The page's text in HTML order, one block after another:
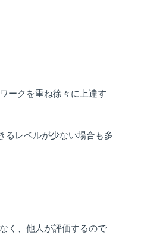
ークを重ね徐々に上達す
るレベルが少ない場合も多
く、他人が評価するので